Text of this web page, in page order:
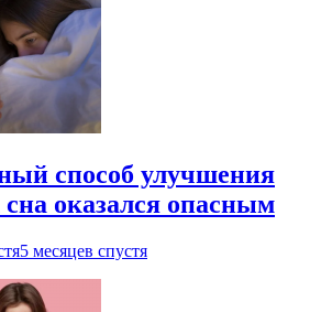
способ улучшения
сна оказался опасным
5 месяцев спустя